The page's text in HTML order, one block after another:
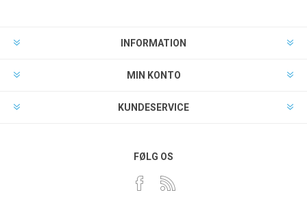
INFORMATION
MIN KONTO
KUNDESERVICE
FØLG OS